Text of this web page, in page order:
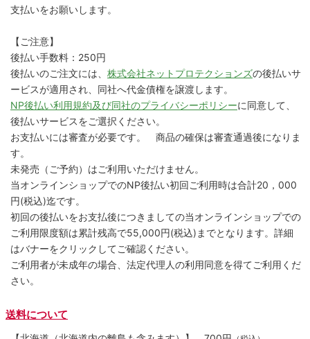
支払いをお願いします。
【ご注意】
後払い手数料：250円
後払いのご注文には、 株式会社ネットプロテクションズの後払いサ
ービスが適用され、同社へ代金債権を譲渡します。
NP後払い利用規約及び同社のプライバシーポリシーに同意して、
後払いサービスをご選択ください。
お支払いには審査が必要です。 商品の確保は審査通過後になりま
す。
未発売（ご予約）はご利用いただけません。
当オンラインショップでのNP後払い初回ご利用時は合計20，000
円(税込)迄です。
初回の後払いをお支払後につきましての当オンラインショップでの
ご利用限度額は累計残高で55,000円(税込)までとなります。詳細
はバナーをクリックしてご確認ください。
ご利用者が未成年の場合、法定代理人の利用同意を得てご利用くだ
さい。
送料について